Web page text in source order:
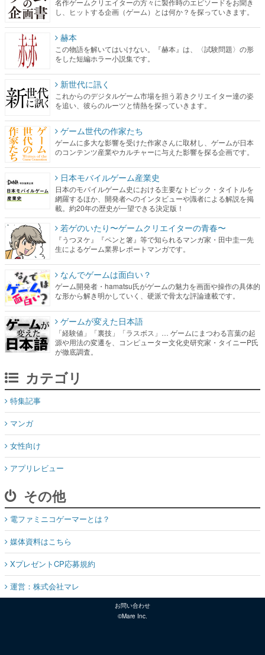
し、ヒットする企画（ゲーム）とは何か？を探っていきます。
赫本
この物語を解いてはいけない。『赫本』は、〈試験問題〉の形
をした短編ホラー小説集です。
新世代に訊く
これからのデジタルゲーム市場を担う若きクリエイター達の姿
を追い、彼らのルーツと情熱を探っていきます。
ゲーム世代の作家たち
ゲームに多大な影響を受けた作家さんに取材し、ゲームが日本
のコンテンツ産業やカルチャーに与えた影響を探る企画です。
日本モバイルゲーム産業史
日本のモバイルゲーム史における主要なトピック・タイトルを
網羅するほか、開発者へのインタビューや識者による解説を掲
載。約20年の歴史が一望できる決定版！
若ゲのいたり〜ゲームクリエイターの青春〜
『うつヌケ』『ペンと箸』等で知られるマンガ家・田中圭一先
生によるゲーム業界レポートマンガです。
なんでゲームは面白い？
ゲーム開発者・hamatsu氏がゲームの魅力を画面や操作の具体的
な形から解き明かしていく、硬派で骨太な評論連載です。
ゲームが変えた日本語
「経験値」「裏技」「ラスボス」… ゲームにまつわる言葉の起
源や用法の変遷を、コンピューター文化史研究家・タイニーP氏
が徹底調査。
カテゴリ
特集記事
マンガ
女性向け
アプリレビュー
その他
電ファミニコゲーマーとは？
媒体資料はこちら
XプレゼントCP応募規約
運営：株式会社マレ
お問い合わせ
©Mare Inc.